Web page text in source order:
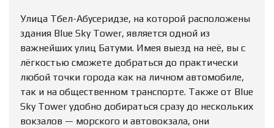
Улица Тбел-Абусеридзе, на которой расположены
здания Blue Sky Tower, является одной из
важнейших улиц Батуми. Имея выезд на неё, вы с
лёгкостью сможете добраться до практически
любой точки города как на личном автомобиле,
так и на общественном транспорте. Также от Blue
Sky Tower удобно добираться сразу до нескольких
вокзалов — морского и автовокзала, они